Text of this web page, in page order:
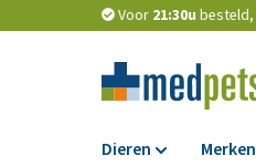
Voor 21:30u besteld,
Dieren Merken